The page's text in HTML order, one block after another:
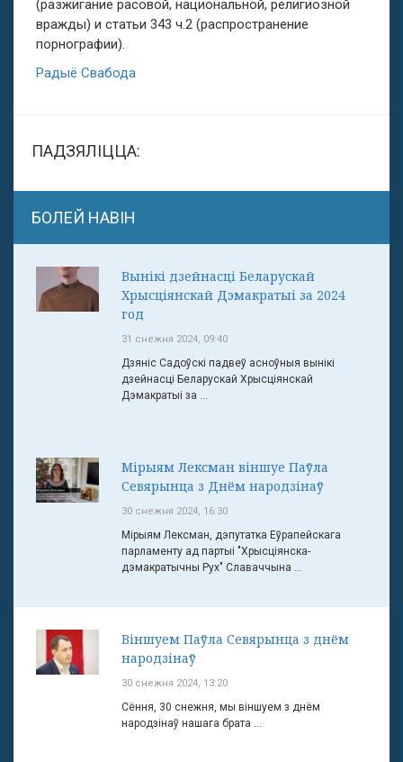
(разжигание расовой, национальной, религиозной
вражды) и статьи 343 ч.2 (распространение
порнографии).
Радыё Свабода
ПАДЗЯЛІЦЦА:
БОЛЕЙ НАВІН
Вынікі дзейнасці Беларускай
Хрысціянскай Дэмакратыі за 2024
год
31 снежня 2024, 09:40
Дзяніс Садоўскі падвеў асноўныя вынікі
дзейнасці Беларускай Хрысціянскай
Дэмакратыі за ...
Мірыям Лексман віншуе Паўла
Севярынца з Днём народзінаў
30 снежня 2024, 16:30
Мірыям Лексман, дэпутатка Еўрапейскага
парламенту ад партыі "Хрысціянска-
дэмакратычны Рух" Славаччына ...
Віншуем Паўла Севярынца з днём
народзінаў
30 снежня 2024, 13:20
Сёння, 30 снежня, мы віншуем з днём
народзінаў нашага брата ...